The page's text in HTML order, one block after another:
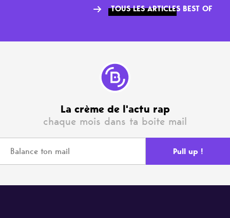
TOUS LES ARTICLES BEST OF
La crème de l'actu rap
chaque mois dans ta boite mail